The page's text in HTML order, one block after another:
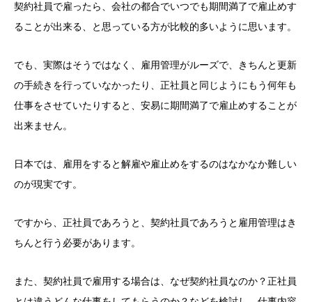
契約社員で雇ったら、会社の都合でいつでも期間満了で雇止めす
ることが出来る、と思っている方が比較的多いように思います。
でも、実際はそうではなく、雇用管理がルーズで、きちんと更新
の手続きを行っていなかったり、正社員と同じようにもう何年も
仕事をさせていたりすると、安易に期間満了で雇止めすることが
出来ません。
日本では、雇用をすると解雇や雇止めをするのはなかなか難しい
のが現実です。
ですから、正社員であろうと、契約社員であろうと雇用管理はき
ちんと行う必要があります。
また、契約社員で雇用する場合は、なぜ契約社員なのか？正社員